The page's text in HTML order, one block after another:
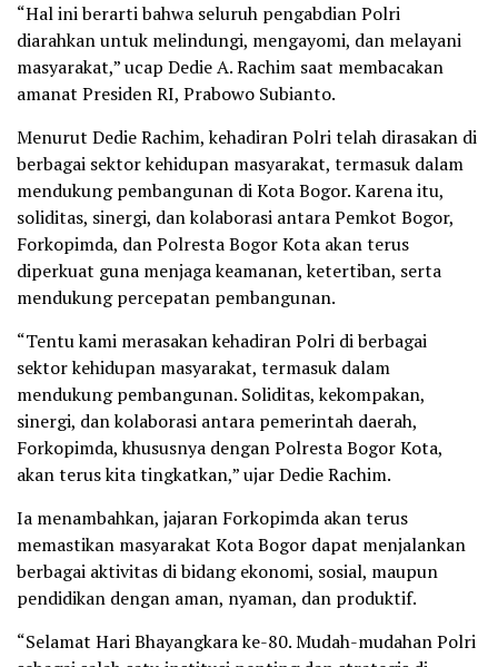
“Hal ini berarti bahwa seluruh pengabdian Polri
diarahkan untuk melindungi, mengayomi, dan melayani
masyarakat,” ucap Dedie A. Rachim saat membacakan
amanat Presiden RI, Prabowo Subianto.
Menurut Dedie Rachim, kehadiran Polri telah dirasakan di
berbagai sektor kehidupan masyarakat, termasuk dalam
mendukung pembangunan di Kota Bogor. Karena itu,
soliditas, sinergi, dan kolaborasi antara Pemkot Bogor,
Forkopimda, dan Polresta Bogor Kota akan terus
diperkuat guna menjaga keamanan, ketertiban, serta
mendukung percepatan pembangunan.
“Tentu kami merasakan kehadiran Polri di berbagai
sektor kehidupan masyarakat, termasuk dalam
mendukung pembangunan. Soliditas, kekompakan,
sinergi, dan kolaborasi antara pemerintah daerah,
Forkopimda, khususnya dengan Polresta Bogor Kota,
akan terus kita tingkatkan,” ujar Dedie Rachim.
Ia menambahkan, jajaran Forkopimda akan terus
memastikan masyarakat Kota Bogor dapat menjalankan
berbagai aktivitas di bidang ekonomi, sosial, maupun
pendidikan dengan aman, nyaman, dan produktif.
“Selamat Hari Bhayangkara ke-80. Mudah-mudahan Polri